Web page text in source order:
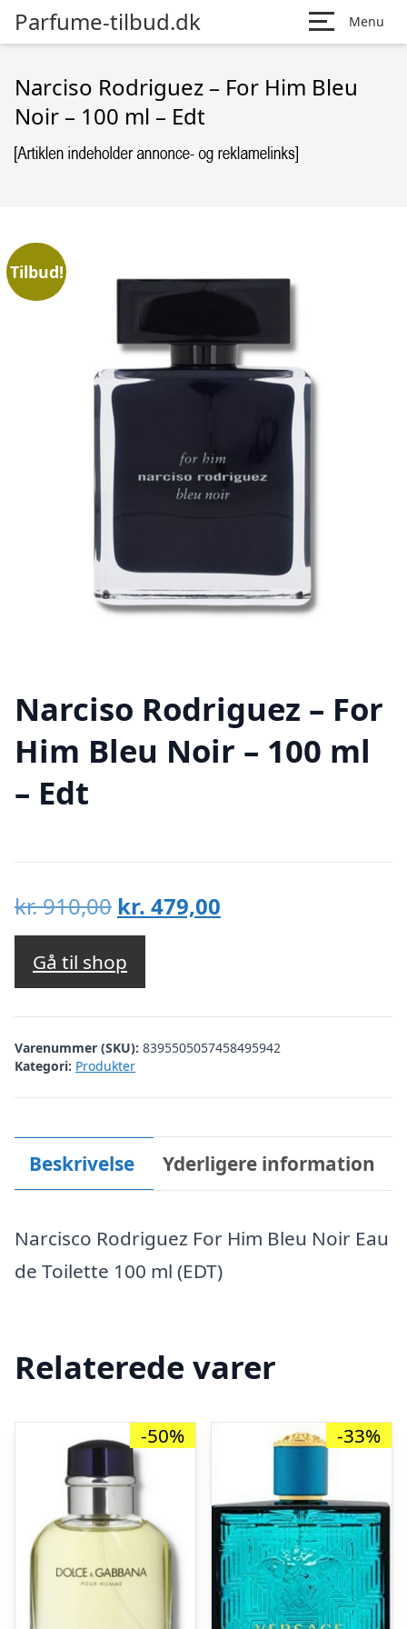
Parfume-tilbud.dk Menu
Narciso Rodriguez – For Him Bleu
Noir – 100 ml – Edt
Tilbud!
Narciso Rodriguez – For
Him Bleu Noir – 100 ml
– Edt
kr.910,00 Den
oprindelige
pris
var:
kr. 910,00.
kr. 479,00
kr. 479,00.
Gå til shop
Varenummer (SKU): 8395505057458495942
Kategori: Produkter
Beskrivelse Yderligere information
Narcisco Rodriguez For Him Bleu Noir Eau
de Toilette 100 ml (EDT)
Relaterede varer
-50% -33%